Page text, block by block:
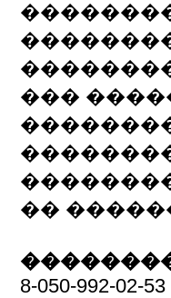
���
��
8-050-992-02-53